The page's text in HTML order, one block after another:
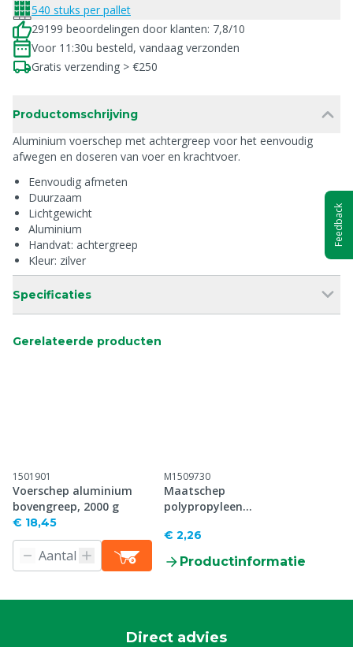
540 stuks per pallet
29199 beoordelingen door klanten: 7,8/10
Voor 11:30u besteld, vandaag verzonden
Gratis verzending > €250
Productomschrijving
Aluminium voerschep met achtergreep voor het eenvoudig
afwegen en doseren van voer en krachtvoer.
Eenvoudig afmeten
Duurzaam
Lichtgewicht
Aluminium
Handvat: achtergreep
Kleur: zilver
Specificaties
Gerelateerde producten
1501901
Voerschep aluminium
bovengreep, 2000 g
€ 18,45
M1509730
Maatschep
polypropyleen
€ 2,26
Productinformatie
Direct advies
Feedback